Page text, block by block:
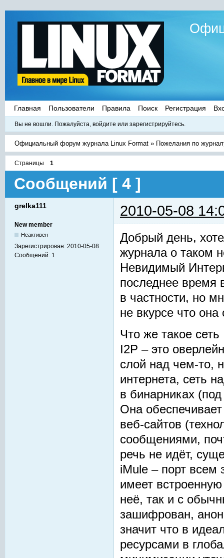
Главная Пользователи Правила Поиск Регистрация
Вы не вошли. Пожалуйста, войдите или зарегистрируйтесь.
Официальный форум журнала Linux Format » Пожелания по
Страницы 1
Сообщений [ 4 ]
grelka111 2010-05-08
New member
Неактивен
Зарегистрирован: 2010-05-08
Сообщений: 1
Добрый день,
журнала о таком
Невидимый
последнее время
в частности, но
не вкурсе что она
Что же такое сеть
I2P – это
слой над чем-то,
интернета, сеть
в бинарниках
Она
веб-сайтов
сообщениями,
речь не идёт,
iMule – порт всем
имеет встроенную
неё, так и с
зашифрован,
значит что в
ресурсами в